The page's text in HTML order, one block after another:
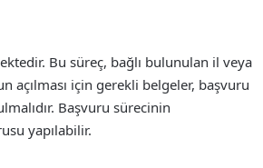
Bu süreç, bağlı bulunulan il veya
açılması için gerekli belgeler, başvuru
Başvuru sürecinin
yapılabilir.